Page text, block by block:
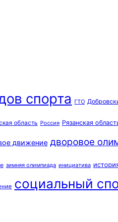
спорта ГТО
область Россия Рязанская
движение дворовое
зимняя олимпиада инициатива
социальный